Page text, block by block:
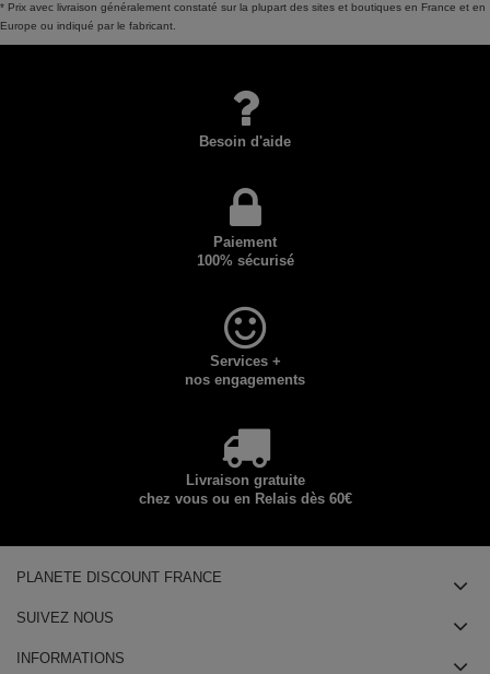
* Prix avec livraison généralement constaté sur la plupart des sites et boutiques en France et en
Europe ou indiqué par le fabricant.
Besoin d'aide
Paiement
100% sécurisé
Services +
nos engagements
Livraison gratuite
chez vous ou en Relais dès 60€
PLANETE DISCOUNT FRANCE
SUIVEZ NOUS
INFORMATIONS